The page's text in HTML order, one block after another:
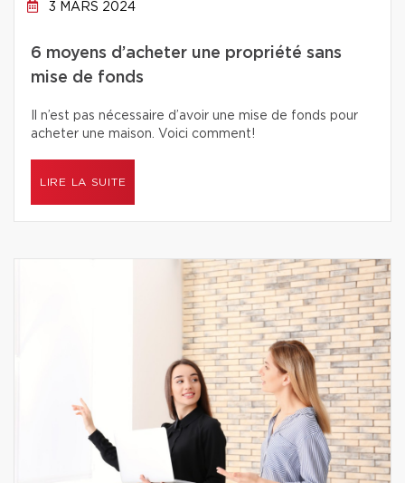
3 MARS 2024
6 moyens d’acheter une propriété sans
mise de fonds
Il n’est pas nécessaire d’avoir une mise de fonds pour
acheter une maison. Voici comment!
LIRE LA SUITE